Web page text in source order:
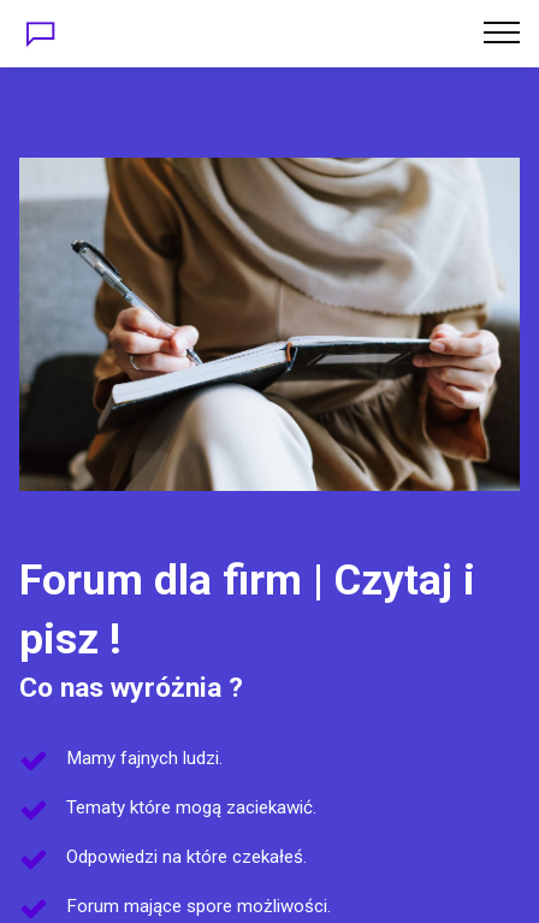
Forum dla firm | Czytaj i
pisz !
Co nas wyróżnia ?
Mamy fajnych ludzi.
Tematy które mogą zaciekawić.
Odpowiedzi na które czekałeś.
Forum mające spore możliwości.